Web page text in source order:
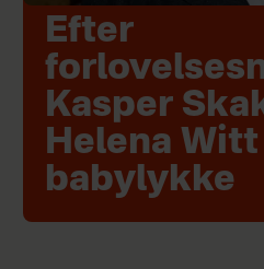
Efter
Kasper
Helena
babylykke